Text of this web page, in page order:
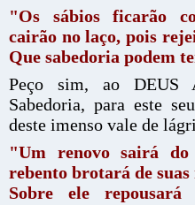
"Os sábios ficarão
cairão no laço, pois
Que sabedoria podem
Peço sim, ao DEUS
Sabedoria, para este
deste imenso vale de
"Um renovo sairá
rebento brotará de suas
Sobre ele